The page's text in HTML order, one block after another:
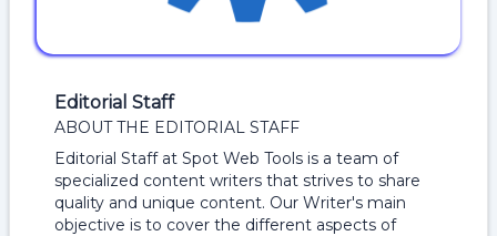
Editorial Staff
ABOUT THE EDITORIAL STAFF
Editorial Staff at Spot Web Tools is a team of
specialized content writers that strives to share
quality and unique content. Our Writer's main
objective is to cover the different aspects of